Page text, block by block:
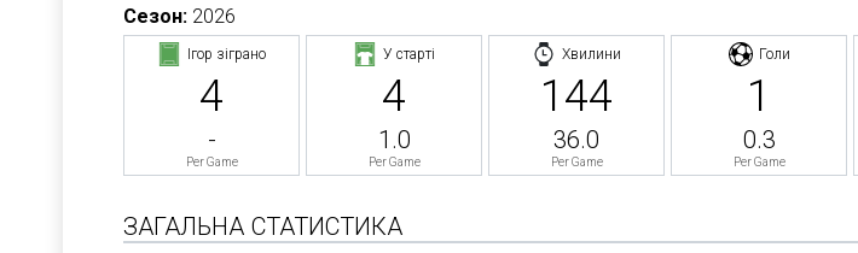
Сезон: 2026
Ігор зіграно
4
-
Per Game
У старті
4
1.0
Per Game
Хвилини
144
36.0
Per Game
Голи
1
0.3
Per Game
ЗАГАЛЬНА СТАТИСТИКА